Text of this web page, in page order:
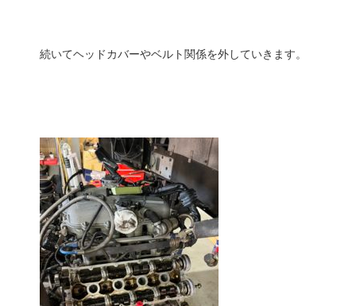
続いてヘッドカバーやベルト関係を外していきます。